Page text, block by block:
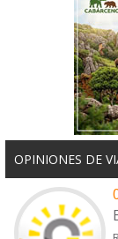
OPINIONES DE